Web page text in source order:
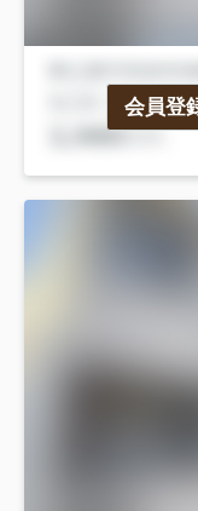
会員登